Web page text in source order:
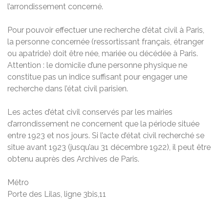
l’arrondissement concerné.
Pour pouvoir effectuer une recherche d’état civil à Paris,
la personne concernée (ressortissant français, étranger
ou apatride) doit être née, mariée ou décédée à Paris.
Attention : le domicile d’une personne physique ne
constitue pas un indice suffisant pour engager une
recherche dans l’état civil parisien.
Les actes d’état civil conservés par les mairies
d’arrondissement ne concernent que la période située
entre 1923 et nos jours. Si l’acte d’état civil recherché se
situe avant 1923 (jusqu’au 31 décembre 1922), il peut être
obtenu auprès des Archives de Paris.
Métro
Porte des Lilas, ligne 3bis,11